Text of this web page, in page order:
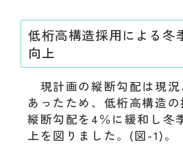
低桁高構造採用による冬
向上
現計画の縦断勾配は現況
あったため、低桁高構造の
縦断勾配を4％に緩和し冬
上を図りました。(図-1)。